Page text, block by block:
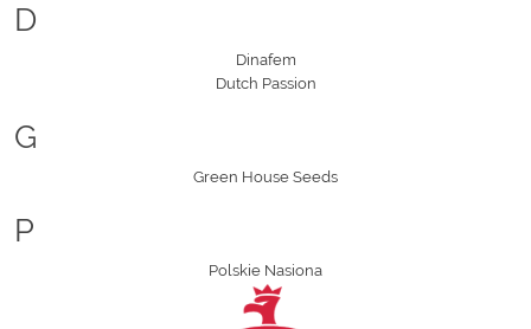
D
Dinafem
Dutch Passion
G
Green House Seeds
P
Polskie Nasiona